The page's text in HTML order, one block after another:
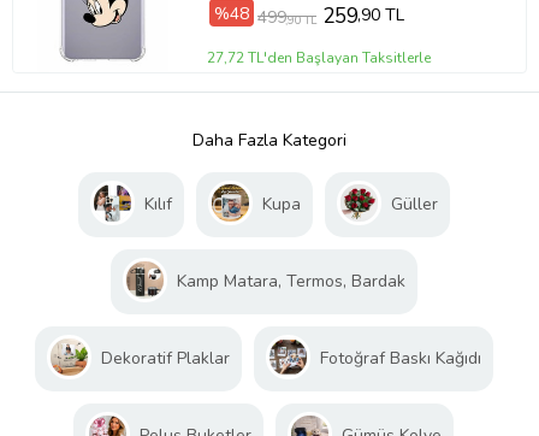
%48 499,90 TL 259,90 TL
27,72 TL'den Başlayan Taksitlerle
Daha Fazla Kategori
Kılıf Kupa Güller
Kamp Matara, Termos, Bardak
Dekoratif Plaklar Fotoğraf Baskı Kağıdı